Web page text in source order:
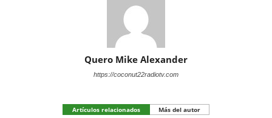
Quero Mike Alexander
https://coconut22radiotv.com
Artículos relacionados
Más del autor